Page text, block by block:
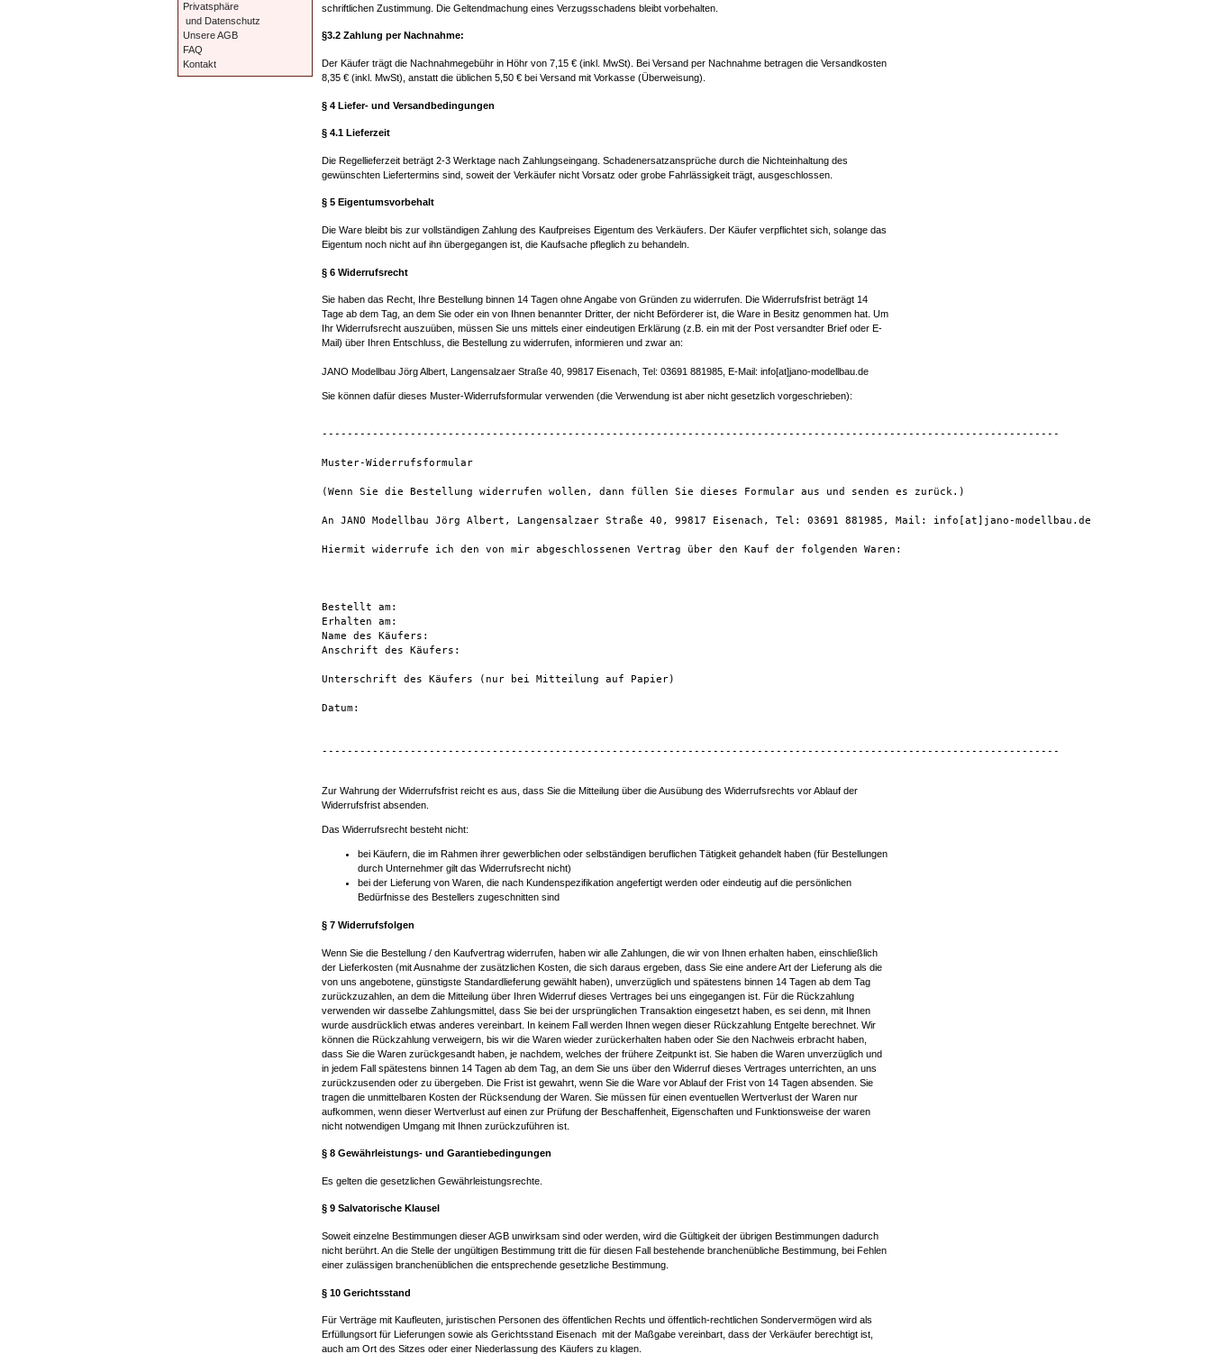
schriftlichen Zustimmung. Die Geltendmachung eines Verzugsschadens bleibt vorbehalten.
§3.2 Zahlung per Nachnahme:
Der Käufer trägt die Nachnahmegebühr in Höhr von 7,15 € (inkl. MwSt). Bei Versand per Nachnahme betragen die Versandkosten
8,35 € (inkl. MwSt), anstatt die üblichen 5,50 € bei Versand mit Vorkasse (Überweisung).
§ 4 Liefer- und Versandbedingungen
§ 4.1 Lieferzeit
Die Regellieferzeit beträgt 2-3 Werktage nach Zahlungseingang. Schadenersatzansprüche durch die Nichteinhaltung des
gewünschten Liefertermins sind, soweit der Verkäufer nicht Vorsatz oder grobe Fahrlässigkeit trägt, ausgeschlossen.
§ 5 Eigentumsvorbehalt
Die Ware bleibt bis zur vollständigen Zahlung des Kaufpreises Eigentum des Verkäufers. Der Käufer verpflichtet sich, solange das
Eigentum noch nicht auf ihn übergegangen ist, die Kaufsache pfleglich zu behandeln.
§ 6 Widerrufsrecht
Sie haben das Recht, Ihre Bestellung binnen 14 Tagen ohne Angabe von Gründen zu widerrufen. Die Widerrufsfrist beträgt 14
Tage ab dem Tag, an dem Sie oder ein von Ihnen benannter Dritter, der nicht Beförderer ist, die Ware in Besitz genommen hat. Um
Ihr Widerrufsrecht auszuüben, müssen Sie uns mittels einer eindeutigen Erklärung (z.B. ein mit der Post versandter Brief oder E-
Mail) über Ihren Entschluss, die Bestellung zu widerrufen, informieren und zwar an:
JANO Modellbau Jörg Albert, Langensalzaer Straße 40, 99817 Eisenach, Tel: 03691 881985, E-Mail: info[at]jano-modellbau.de
Sie können dafür dieses Muster-Widerrufsformular verwenden (die Verwendung ist aber nicht gesetzlich vorgeschrieben):
---------------------------------------------------------------------------------------------------------------------
Muster-Widerrufsformular
(Wenn Sie die Bestellung widerrufen wollen, dann füllen Sie dieses Formular aus und senden es zurück.)
An JANO Modellbau Jörg Albert, Langensalzaer Straße 40, 99817 Eisenach, Tel: 03691 881985, Mail: info[at]jano-modellbau.de
Hiermit widerrufe ich den von mir abgeschlossenen Vertrag über den Kauf der folgenden Waren:
Bestellt am:
Erhalten am:
Name des Käufers:
Anschrift des Käufers:
Unterschrift des Käufers (nur bei Mitteilung auf Papier)
Datum:
---------------------------------------------------------------------------------------------------------------------
Zur Wahrung der Widerrufsfrist reicht es aus, dass Sie die Mitteilung über die Ausübung des Widerrufsrechts vor Ablauf der
Widerrufsfrist absenden.
Das Widerrufsrecht besteht nicht:
bei Käufern, die im Rahmen ihrer gewerblichen oder selbständigen beruflichen Tätigkeit gehandelt haben (für Bestellungen
durch Unternehmer gilt das Widerrufsrecht nicht)
bei der Lieferung von Waren, die nach Kundenspezifikation angefertigt werden oder eindeutig auf die persönlichen
Bedürfnisse des Bestellers zugeschnitten sind
§ 7 Widerrufsfolgen
Wenn Sie die Bestellung / den Kaufvertrag widerrufen, haben wir alle Zahlungen, die wir von Ihnen erhalten haben, einschließlich
der Lieferkosten (mit Ausnahme der zusätzlichen Kosten, die sich daraus ergeben, dass Sie eine andere Art der Lieferung als die
von uns angebotene, günstigste Standardlieferung gewählt haben), unverzüglich und spätestens binnen 14 Tagen ab dem Tag
zurückzuzahlen, an dem die Mitteilung über Ihren Widerruf dieses Vertrages bei uns eingegangen ist. Für die Rückzahlung
verwenden wir dasselbe Zahlungsmittel, dass Sie bei der ursprünglichen Transaktion eingesetzt haben, es sei denn, mit Ihnen
wurde ausdrücklich etwas anderes vereinbart. In keinem Fall werden Ihnen wegen dieser Rückzahlung Entgelte berechnet. Wir
können die Rückzahlung verweigern, bis wir die Waren wieder zurückerhalten haben oder Sie den Nachweis erbracht haben,
dass Sie die Waren zurückgesandt haben, je nachdem, welches der frühere Zeitpunkt ist. Sie haben die Waren unverzüglich und
in jedem Fall spätestens binnen 14 Tagen ab dem Tag, an dem Sie uns über den Widerruf dieses Vertrages unterrichten, an uns
zurückzusenden oder zu übergeben. Die Frist ist gewahrt, wenn Sie die Ware vor Ablauf der Frist von 14 Tagen absenden. Sie
tragen die unmittelbaren Kosten der Rücksendung der Waren. Sie müssen für einen eventuellen Wertver­lust der Waren nur
aufkommen, wenn dieser Wertverlust auf einen zur Prüfung der Beschaffenheit, Eigenschaften und Funktionsweise der waren
nicht notwendigen Umgang mit Ihnen zurückzuführen ist.
§ 8 Gewährleistungs- und Garantiebedingungen
Es gelten die gesetzlichen Gewährleistungsrechte.
§ 9 Salvatorische Klausel
Soweit einzelne Bestimmungen dieser AGB unwirksam sind oder werden, wird die Gültigkeit der übrigen Bestimmungen dadurch
nicht berührt. An die Stelle der ungültigen Bestimmung tritt die für diesen Fall bestehende branchenübliche Bestimmung, bei Fehlen
einer zulässigen branchenüblichen die entsprechende gesetzliche Bestimmung.
§ 10 Gerichtsstand
Für Verträge mit Kaufleuten, juristischen Personen des öffentlichen Rechts und öffentlich-rechtlichen Sondervermögen wird als
Erfüllungsort für Lieferungen sowie als Gerichtsstand Eisenach mit der Maßgabe vereinbart, dass der Verkäufer berechtigt ist,
auch am Ort des Sitzes oder einer Niederlassung des Käufers zu klagen.
Privatsphäre
und Datenschutz
Unsere AGB
FAQ
Kontakt